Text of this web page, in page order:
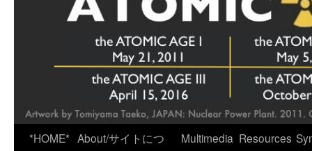
*HOME* About/サイトにつ
Multimedia Resources